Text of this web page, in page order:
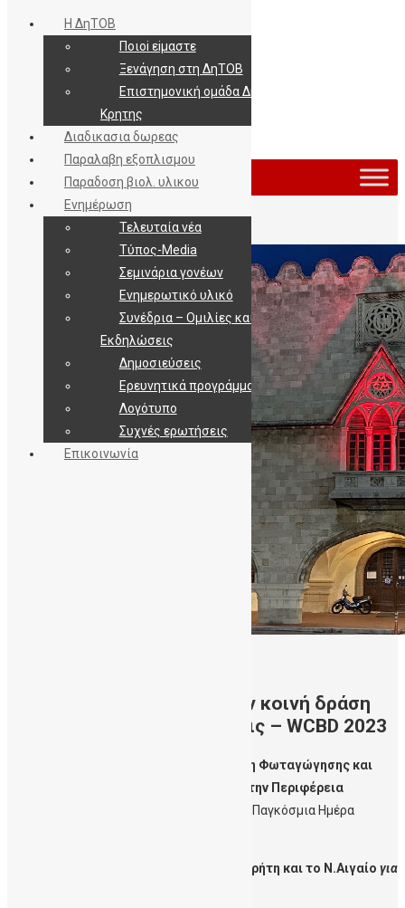
Εισοδος / Εγγραφη
Κοινό Δελτίο Τύπου για την κοινή δράση
Φωταγώγησης και δηλώσεις – WCBD 2023
Κοινό Δελτίο Τύπου για την κοινή δράση Φωταγώγησης και
δηλώσεις από την Περιφέρεια Κρήτης, την Περιφέρεια
για την Παγκόσμια Ημέρα
Στα χρώματα της ΔηΤΟΒ Κρήτης όλη η Κρήτη και το Ν.Αιγαίο για
Η ΔηΤΟΒ
Ποιοi εiμαστε
Ξενάγηση στη ΔηΤΟΒ
Επιστημονική ομάδα ΔηΤΟΒ
Κρητης
Διαδικασια δωρεας
Παραλαβη εξοπλισμου
Παραδοση βιολ. υλικου
Ενημέρωση
Τελευταία νέα
Τύπος-Media
Σεμινάρια γονέων
Ενημερωτικό υλικό
Συνέδρια – Ομιλίες και
Εκδηλώσεις
Δημοσιεύσεις
Ερευνητικά προγράμματα
Λογότυπο
Συχνές ερωτήσεις
Επικοινωνία